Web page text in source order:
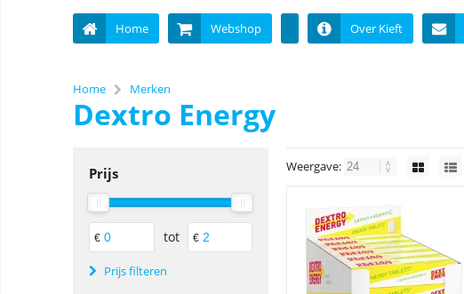
Home Webshop Over Kieft
Home Merken
Dextro Energy
Prijs
€ tot €
Prijs filteren
Weergave: